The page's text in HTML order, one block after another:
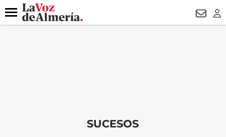
DESTACADO
Menú
SUCESOS